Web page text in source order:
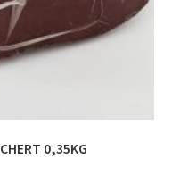
0,35KG